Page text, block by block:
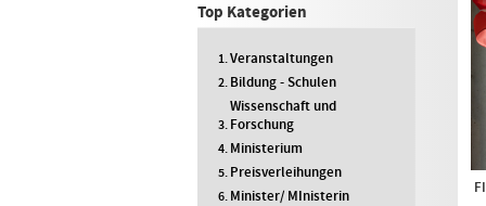
Top Kategorien
Veranstaltungen
Bildung - Schulen
Wissenschaft und
Forschung
Ministerium
Preisverleihungen
Minister/ MInisterin